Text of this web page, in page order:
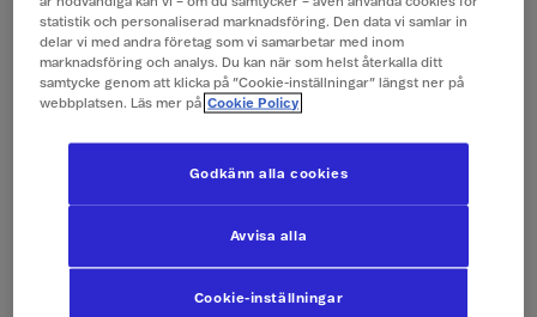
Surfa
149 kr/dygn (0,1 GB)
(Surfpass)
Ringa och ta emot
Ringa röstbrevlåda 19 kr/min
Skicka sms 4 kr/st
statistik och personaliserad marknadsföring. Den data vi samlar in
delar vi med andra företag som vi samarbetar med inom
marknadsföring och analys. Du kan när som helst återkalla ditt
samtycke genom att klicka på ”Cookie-inställningar” längst ner på
webbplatsen. Läs mer på Cookie Policy
Cookie-inställningar
Avvisa alla
Godkänn alla cookies